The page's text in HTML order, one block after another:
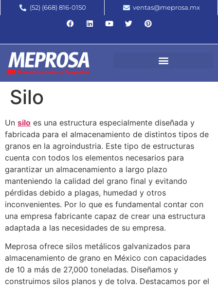
(52) (668) 816-0150 ventas@meprosa.mx
Silo
Un silo es una estructura especialmente diseñada y
fabricada para el almacenamiento de distintos tipos de
granos en la agroindustria. Este tipo de estructuras
cuenta con todos los elementos necesarios para
garantizar un almacenamiento a largo plazo
manteniendo la calidad del grano final y evitando
pérdidas debido a plagas, humedad y otros
inconvenientes. Por lo que es fundamental contar con
una empresa fabricante capaz de crear una estructura
adaptada a las necesidades de su empresa.
Meprosa ofrece silos metálicos galvanizados para
almacenamiento de grano en México con capacidades
de 10 a más de 27,000 toneladas. Diseñamos y
construimos silos planos y de tolva. Destacamos por el